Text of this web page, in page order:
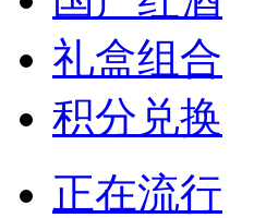
礼盒组合
积分兑换
正在流行